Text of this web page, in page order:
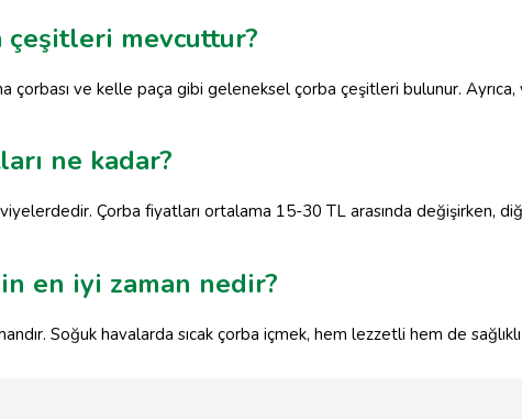
çeşitleri mevcuttur?
çorbası ve kelle paça gibi geleneksel çorba çeşitleri bulunur.
ne kadar?
Çorba fiyatları ortalama 15-30 TL arasında değişirken,
en iyi zaman nedir?
Soğuk havalarda sıcak çorba içmek, hem lezzetli hem de